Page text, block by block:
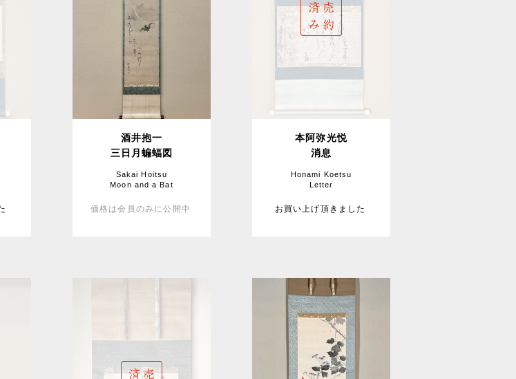
酒井抱一
三日月蝙蝠図
Sakai Hoitsu
Moon and a Bat
価格は会員のみに公開中
本阿弥光悦
消息
Honami Koetsu
Letter
お買い上げ頂きました